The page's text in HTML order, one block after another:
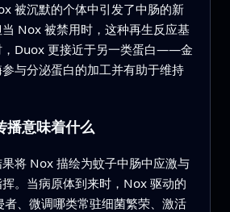
被沉默的个体中引发了中肠的新
Nox 被禁用时，这种再生反应基
，Duox 更接近于另一类蛋白——金
与分泌蛋白的加工并有助于维持
播意味着什么
将 Nox 描绘为蚊子中肠中应激与
。当病原体到来时，Nox 驱动的
者、微调哪类常驻细菌繁荣、激活